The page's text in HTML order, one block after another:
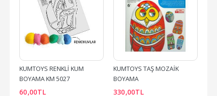
KUMTOYS RENKLİ KUM
BOYAMA KM 5027
60,00TL
KUMTOYS TAŞ MOZAİK
BOYAMA
330,00TL